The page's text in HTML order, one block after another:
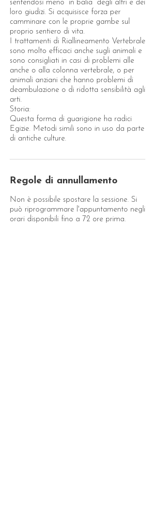
sentendosi meno “in balia” degli altri e dei
loro giudizi. Si acquisisce forza per
camminare con le proprie gambe sul
proprio sentiero di vita.
I trattamenti di Riallineamento Vertebrale
sono molto efficaci anche sugli animali e
sono consigliati in casi di problemi alle
anche o alla colonna vertebrale, o per
animali anziani che hanno problemi di
deambulazione o di ridotta sensibilità agli
arti.
Storia:
Questa forma di guarigione ha radici
Egizie. Metodi simili sono in uso da parte
di antiche culture.
Regole di annullamento
Non è possibile spostare la sessione. Si
può riprogrammare l'appuntamento negli
orari disponibili fino a 72 ore prima.